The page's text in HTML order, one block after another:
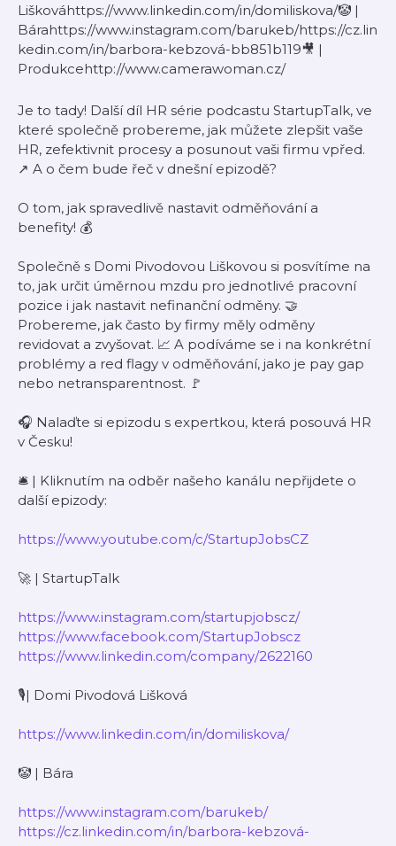
Liškováhttps://www.linkedin.com/in/domiliskova/🤡 |
Bárahttps://www.instagram.com/barukeb/https://cz.lin
kedin.com/in/barbora-kebzová-bb851b119🎥 |
Produkcehttp://www.camerawoman.cz/
Je to tady! Další díl HR série podcastu StartupTalk, ve
které společně probereme, jak můžete zlepšit vaše
HR, zefektivnit procesy a posunout vaši firmu vpřed.
↗️ A o čem bude řeč v dnešní epizodě?
O tom, jak spravedlivě nastavit odměňování a
benefity! 💰
Společně s Domi Pivodovou Liškovou si posvítíme na
to, jak určit úměrnou mzdu pro jednotlivé pracovní
pozice i jak nastavit nefinanční odměny. 🤝
Probereme, jak často by firmy měly odměny
revidovat a zvyšovat. 📈 A podíváme se i na konkrétní
problémy a red flagy v odměňování, jako je pay gap
nebo netransparentnost. 🚩
🎧 Nalaďte si epizodu s expertkou, která posouvá HR
v Česku!
🛎 | Kliknutím na odběr našeho kanálu nepřijdete o
další epizody:
https://www.youtube.com/c/StartupJobsCZ
🚀 | StartupTalk
https://www.instagram.com/startupjobscz/
https://www.facebook.com/StartupJobscz
https://www.linkedin.com/company/2622160
🎙| Domi Pivodová Lišková
https://www.linkedin.com/in/domiliskova/
🤡 | Bára
https://www.instagram.com/barukeb/
https://cz.linkedin.com/in/barbora-kebzová-